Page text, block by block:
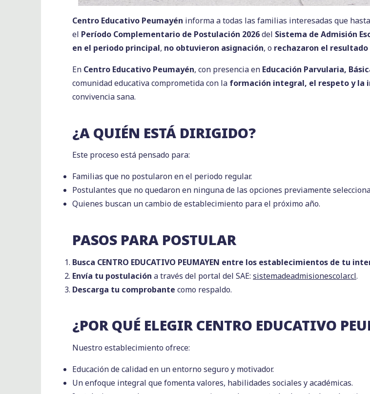
Centro Educativo Peumayén informa a todas las familias interesadas que
el Período Complementario de Postulación 2026del Sistema de Admisión
en el periodo principal, no obtuvieron asignación, o rechazaron el
En Centro Educativo Peumayén, con presencia en Educación Parvularia,
comunidad educativa comprometida con la formación integral, el respeto y la
convivencia sana.
¿A QUIÉN ESTÁ DIRIGIDO?
Este proceso está pensado para:
Familias que no postularon en el periodo regular.
Postulantes que no quedaron en ninguna de las opciones previamente
Quienes buscan un cambio de establecimiento para el próximo año.
PASOS PARA POSTULAR
Busca CENTRO EDUCATIVO PEUMAYEN entre los establecimientos de tu
Envía tu postulación a través del portal del SAE: sistemadeadmisionescolar.cl.
Descarga tu comprobante como respaldo.
¿POR QUÉ ELEGIR CENTRO EDUCATIVO
Nuestro establecimiento ofrece:
Educación de calidad en un entorno seguro y motivador.
Un enfoque integral que fomenta valores, habilidades sociales y académicas.